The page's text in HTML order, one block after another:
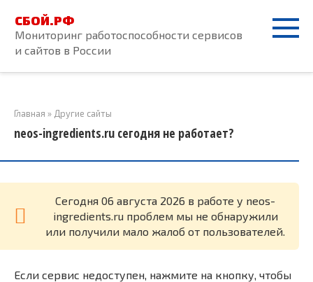
контенту
СБОЙ.РФ
Мониторинг работоспособности сервисов
и сайтов в России
Главная » Другие сайты
neos-ingredients.ru сегодня не работает?
Cегодня 06 августа 2026 в работе у neos-
ingredients.ru проблем мы не обнаружили
или получили мало жалоб от пользователей.
Если сервис недоступен, нажмите на кнопку, чтобы